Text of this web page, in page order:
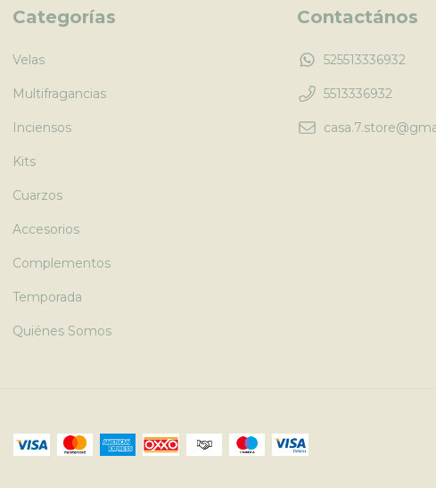
Categorías
Velas
Multifragancias
Inciensos
Kits
Cuarzos
Accesorios
Complementos
Temporada
Quiénes Somos
Contactános
525513336932
5513336932